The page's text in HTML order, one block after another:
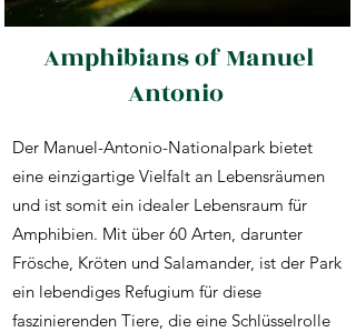
Amphibians of Manuel
Antonio
Der Manuel-Antonio-Nationalpark bietet
eine einzigartige Vielfalt an Lebensräumen
und ist somit ein idealer Lebensraum für
Amphibien. Mit über 60 Arten, darunter
Frösche, Kröten und Salamander, ist der Park
ein lebendiges Refugium für diese
faszinierenden Tiere, die eine Schlüsselrolle